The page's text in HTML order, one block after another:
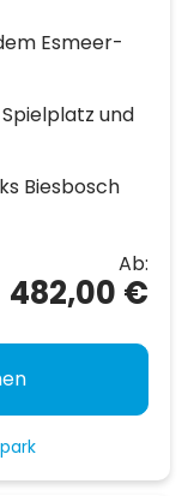
Esmeer-
und
Biesbosch
Ab:
482,00 €